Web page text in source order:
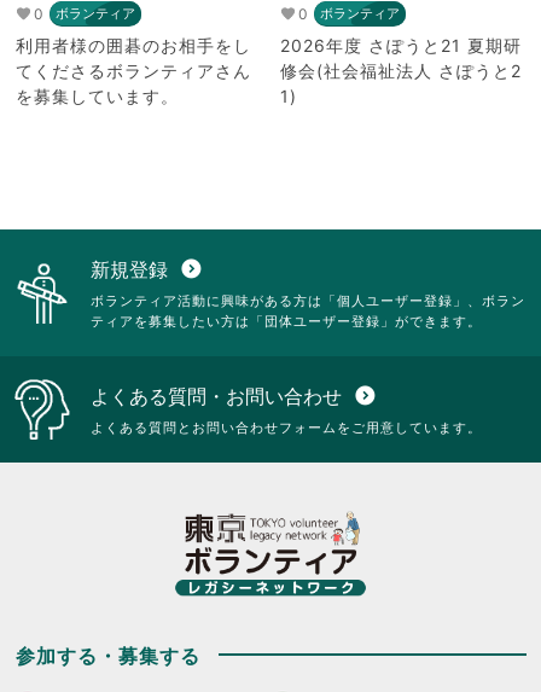
0 ボランティア
利用者様の囲碁のお相手をし
てくださるボランティアさん
を募集しています。
0 ボランティア
2026年度 さぽうと21 夏期研
修会(社会福祉法人 さぽうと2
1)
新規登録 expand_circle_down
ボランティア活動に興味がある方は「個人ユーザー登録」、ボラン
ティアを募集したい方は「団体ユーザー登録」ができます。
よくある質問・お問い合わせ expand_circle_down
よくある質問とお問い合わせフォームをご用意しています。
参加する・募集する